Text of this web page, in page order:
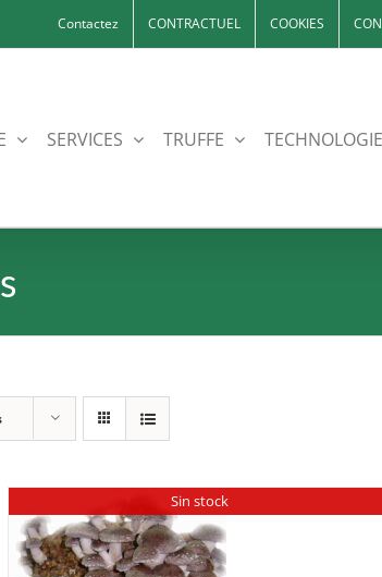
Contactez CONTRACTUEL COOKIES
SERVICES TRUFFE
Sin stock